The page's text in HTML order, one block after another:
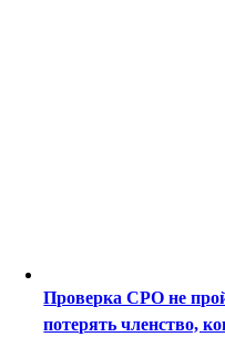
Проверка СРО не
потерять членство,